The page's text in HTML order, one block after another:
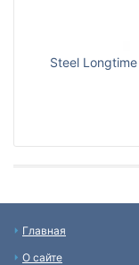
Steel
Главная
О сайте